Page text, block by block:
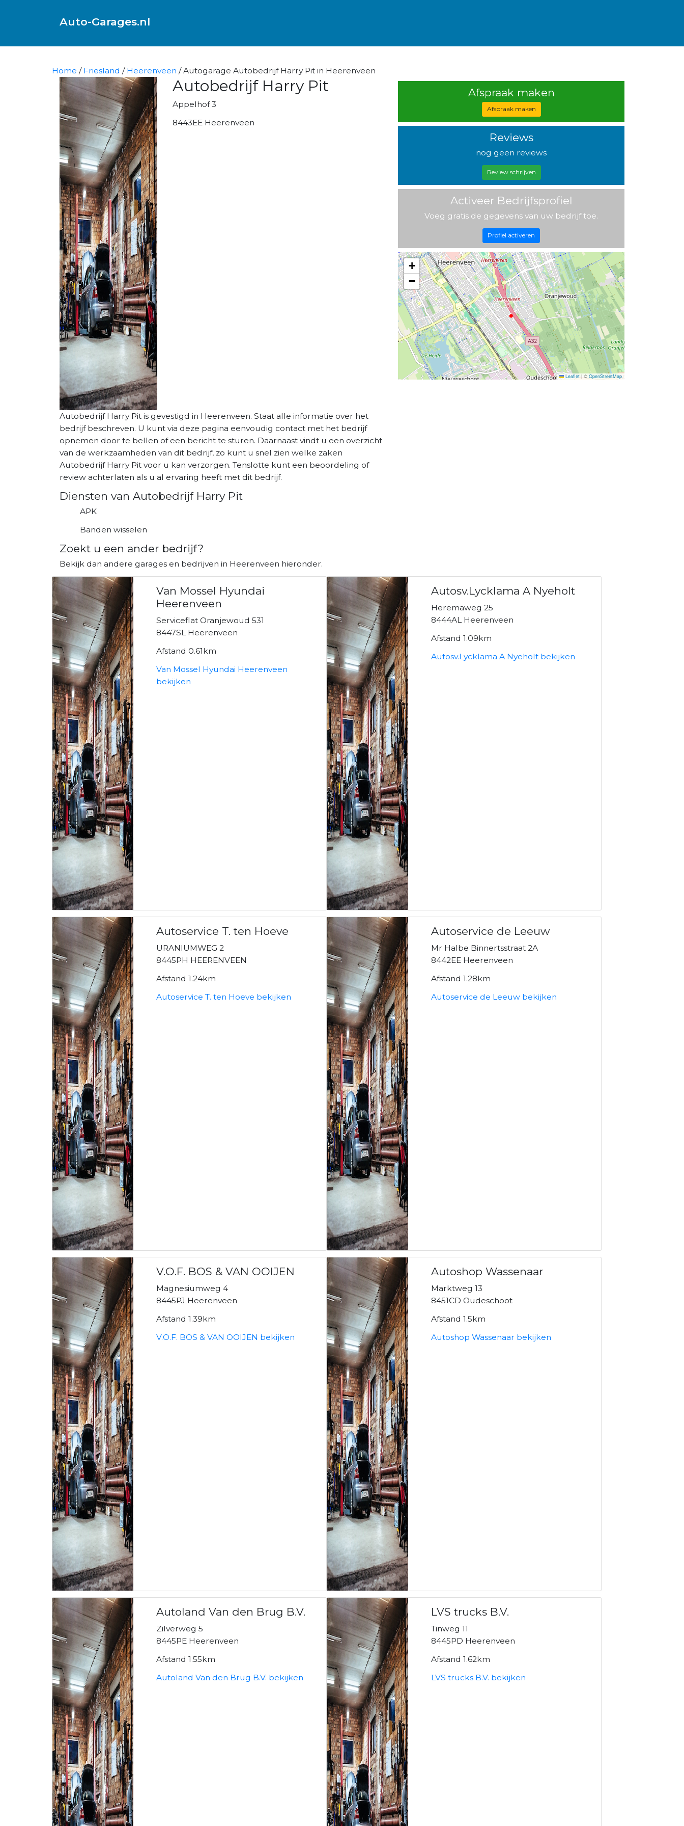
Auto-Garages.nl
Home / Friesland / Heerenveen / Autogarage Autobedrijf Harry Pit in Heerenveen
Autobedrijf Harry Pit
Appelhof 3
8443EE Heerenveen
Autobedrijf Harry Pit is gevestigd in Heerenveen. Staat alle informatie over het
bedrijf beschreven. U kunt via deze pagina eenvoudig contact met het bedrijf
opnemen door te bellen of een bericht te sturen. Daarnaast vindt u een overzicht
van de werkzaamheden van dit bedrijf, zo kunt u snel zien welke zaken
Autobedrijf Harry Pit voor u kan verzorgen. Tenslotte kunt een beoordeling of
review achterlaten als u al ervaring heeft met dit bedrijf.
Diensten van Autobedrijf Harry Pit
APK
Banden wisselen
Afspraak maken
Afspraak maken
Reviews
nog geen reviews
Review schrijven
Activeer Bedrijfsprofiel
Voeg gratis de gegevens van uw bedrijf toe.
Profiel activeren
+
−
Leaflet | © OpenStreetMap
Zoekt u een ander bedrijf?
Bekijk dan andere garages en bedrijven in Heerenveen hieronder.
Van Mossel Hyundai
Heerenveen
Serviceflat Oranjewoud 531
8447SL Heerenveen
Afstand 0.61km
Van Mossel Hyundai Heerenveen
bekijken
Autosv.Lycklama A Nyeholt
Heremaweg 25
8444AL Heerenveen
Afstand 1.09km
Autosv.Lycklama A Nyeholt bekijken
Autoservice T. ten Hoeve
URANIUMWEG 2
8445PH HEERENVEEN
Afstand 1.24km
Autoservice T. ten Hoeve bekijken
Autoservice de Leeuw
Mr Halbe Binnertsstraat 2A
8442EE Heerenveen
Afstand 1.28km
Autoservice de Leeuw bekijken
V.O.F. BOS & VAN OOIJEN
Magnesiumweg 4
8445PJ Heerenveen
Afstand 1.39km
V.O.F. BOS & VAN OOIJEN bekijken
Autoshop Wassenaar
Marktweg 13
8451CD Oudeschoot
Afstand 1.5km
Autoshop Wassenaar bekijken
Autoland Van den Brug B.V.
Zilverweg 5
8445PE Heerenveen
Afstand 1.55km
Autoland Van den Brug B.V. bekijken
LVS trucks B.V.
Tinweg 11
8445PD Heerenveen
Afstand 1.62km
LVS trucks B.V. bekijken